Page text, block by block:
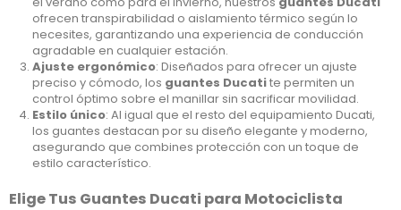
ofrecen transpirabilidad o aislamiento térmico según lo
necesites, garantizando una experiencia de conducción
agradable en cualquier estación.
Ajuste ergonómico: Diseñados para ofrecer un ajuste
preciso y cómodo, los guantes Ducatite permiten un
control óptimo sobre el manillar sin sacrificar movilidad.
Estilo único: Al igual que el resto del equipamiento Ducati,
los guantes destacan por su diseño elegante y moderno,
asegurando que combines protección con un toque de
estilo característico.
Elige Tus Guantes Ducati para Motociclista